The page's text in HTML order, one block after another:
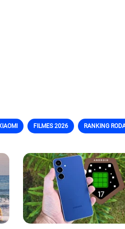
FILMES 2026 RANKING